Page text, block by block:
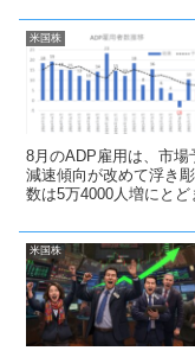
国株市場や半導体セク
米国株
8月のADP雇用は、市
減速傾向が改めて浮き
数は5万4000人増にとど
米国株